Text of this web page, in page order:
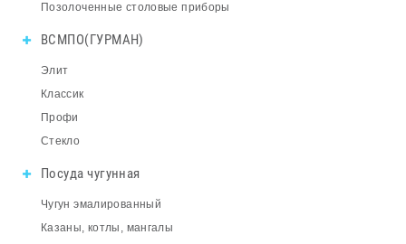
Позолоченные столовые приборы
ВСМПО(ГУРМАН)
Элит
Классик
Профи
Стекло
Посуда чугунная
Чугун эмалированный
Казаны, котлы, мангалы